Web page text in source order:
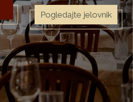
Pogledajte jelovnik